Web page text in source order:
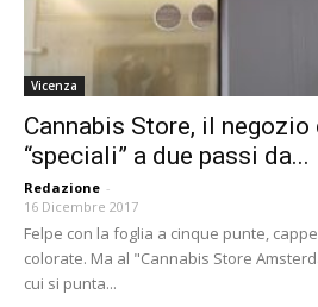
Vicenza
Cannabis Store, il
“speciali” a due passi da...
Redazione -
16 Dicembre 2017
Felpe con la foglia a cinque punte,
colorate. Ma al "Cannabis Store
cui si punta...